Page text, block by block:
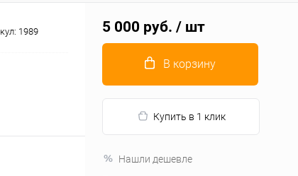
1989 5 000 руб. / шт
В корзину
Купить в 1 клик
Нашли дешевле